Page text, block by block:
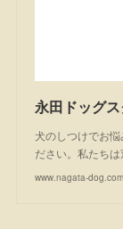
犬のしつけでお
ださい。私たちは
www.nagata-dog.com